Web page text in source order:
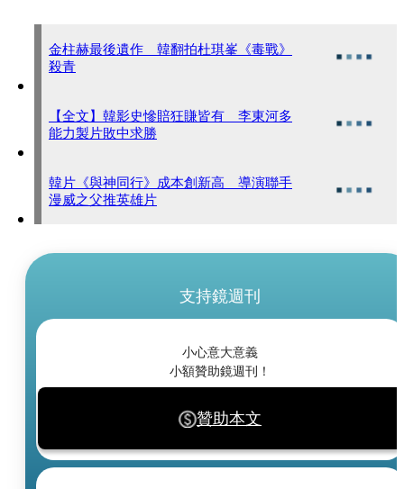
金柱赫最後遺作 韓翻拍杜琪峯《毒戰》
殺青
【全文】韓影史慘賠狂賺皆有 李東河多
能力製片敗中求勝
韓片《與神同行》成本創新高 導演聯手
漫威之父推英雄片
支持鏡週刊
小心意大意義
小額贊助鏡週刊！
贊助本文